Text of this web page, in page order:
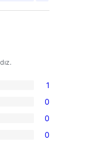
1
0
0
0